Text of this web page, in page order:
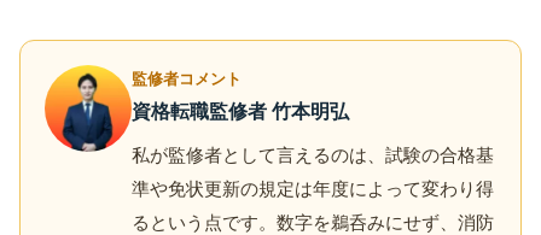
監修者コメント
資格転職監修者 竹本明弘
私が監修者として言えるのは、試験の合格基
準や免状更新の規定は年度によって変わり得
るという点です。数字を鵜呑みにせず、消防